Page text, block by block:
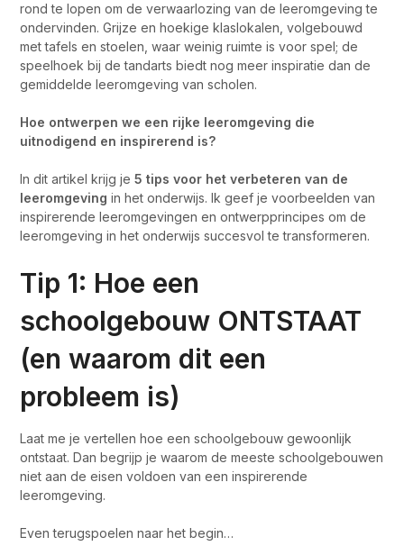
rond te lopen om de verwaarlozing van de leeromgeving te
ondervinden. Grijze en hoekige klaslokalen, volgebouwd
met tafels en stoelen, waar weinig ruimte is voor spel; de
speelhoek bij de tandarts biedt nog meer inspiratie dan de
gemiddelde leeromgeving van scholen.
Hoe ontwerpen we een rijke leeromgeving die
uitnodigend en inspirerend is?
In dit artikel krijg je5 tips voor het verbeteren van de
leeromgeving in het onderwijs. Ik geef je voorbeelden van
inspirerende leeromgevingen en ontwerpprincipes om de
leeromgeving in het onderwijs succesvol te transformeren.
Tip 1: Hoe een
schoolgebouw ONTSTAAT
(en waarom dit een
probleem is)
Laat me je vertellen hoe een schoolgebouw gewoonlijk
ontstaat. Dan begrijp je waarom de meeste schoolgebouwen
niet aan de eisen voldoen van een inspirerende
leeromgeving.
Even terugspoelen naar het begin…